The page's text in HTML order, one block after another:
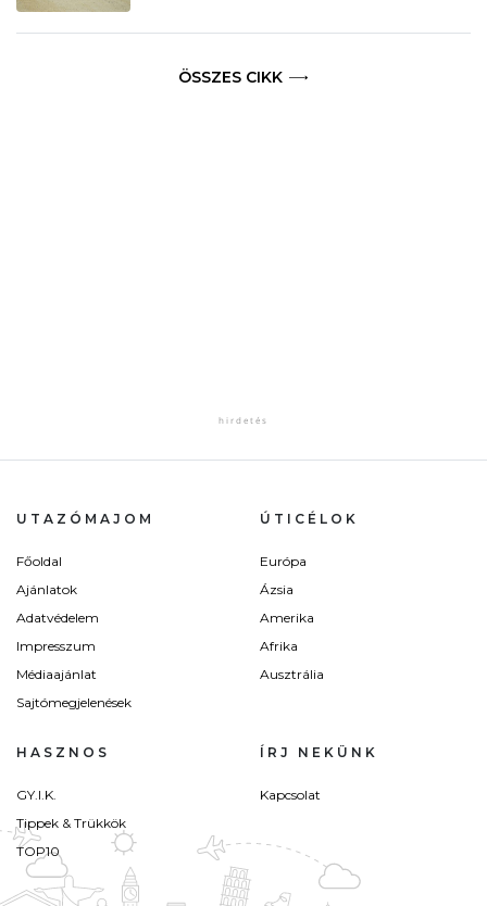
ÖSSZES CIKK
UTAZÓMAJOM
Főoldal
Ajánlatok
Adatvédelem
Impresszum
Médiaajánlat
Sajtómegjelenések
ÚTICÉLOK
Európa
Ázsia
Amerika
Afrika
Ausztrália
HASZNOS
GY.I.K.
Tippek & Trükkök
TOP10
ÍRJ NEKÜNK
Kapcsolat